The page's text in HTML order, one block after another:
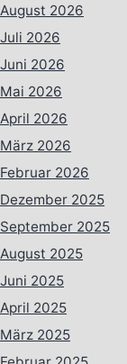
August 2026
Juli 2026
Juni 2026
Mai 2026
April 2026
März 2026
Februar 2026
Dezember 2025
September 2025
August 2025
Juni 2025
April 2025
März 2025